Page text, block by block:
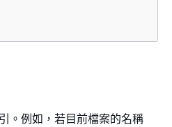
。例如，若目前檔案的名稱